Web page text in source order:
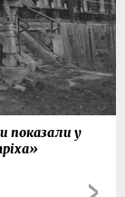
показали у